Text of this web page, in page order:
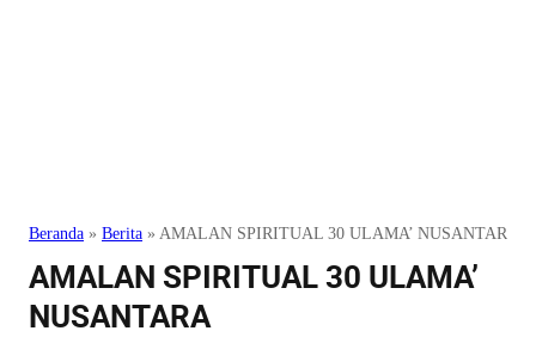
Beranda » Berita » AMALAN SPIRITUAL 30 ULAMA’ NUSANTARA
AMALAN SPIRITUAL 30 ULAMA’
NUSANTARA